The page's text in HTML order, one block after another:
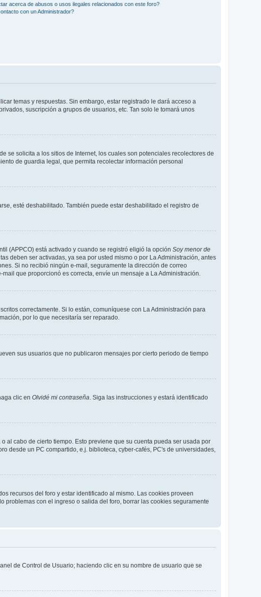
acerca de abusos o usos ilegales relacionados con este foro?
con un Administrador?
temas y respuestas. Sin embargo, estar registrado le dará acceso a
suscripción a grupos de usuarios, etc. Tan solo le tomará unos
se solicita a los sitios de Internet, los cuales son potenciales recolectores de
de guardia legal, que permita recolectar información personal
esté deshabilitado. También puede estar deshabilitado el registro de
(APPCO) está activado y cuando se registró eligió la opción Soy menor de
deben ser activadas, ya sea por usted mismo o por La Administración, antes
Si no recibió ningún e-mail, seguramente la dirección de correo
que proporcionó es correcta, envíe un mensaje a La Administración.
correctamente. Si lo están, comuníquese con La Administración para
por lo que necesitaría ser reparado.
sus usuarios que no publicaron mensajes por cierto periodo de tiempo
clic en Olvidé mi contraseña . Siga las instrucciones y estará identificado
cabo de cierto tiempo. Esto previene que su cuenta pueda ser usada por
desde un PC compartido, e.j. biblioteca, cyber-cafés, PC's de universidades,
recursos del foro y estar identificado al mismo. Las cookies proveen
con el ingreso o salida del foro, borrar las cookies seguramente
de Control de Usuario; haciendo clic en su nombre de usuario que se